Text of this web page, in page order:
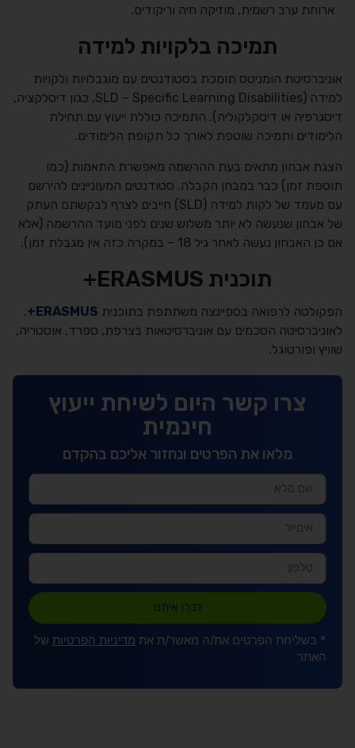
ארוחת ערב רשמית, מוזיקה חיה וריקודים.
תמיכה בלקויות למידה
אוניברסיטת הומניטס תומכת בסטודנטים עם מוגבלויות ולקויות
למידה (SLD – Specific Learning Disabilities, כגון דיסלקציה,
דיסגרפיה או דיסקלקוליה). התמיכה כוללת ייעוץ עם תחילת
הלימודים ותמיכה שוטפת לאורך כל תקופת הלימודים.
הצגת אבחון מתאים בעת ההרשמה מאפשרת התאמות (כמו
תוספת זמן) כבר במבחן הקבלה. סטודנטים המעוניינים להירשם
עם מעמד של לקות למידה (SLD) חייבים לצרף לבקשתם העתק
של אבחון שנעשה לא יותר משלוש שנים לפני מועד ההרשמה (אלא
אם כן האבחון נעשה לאחר גיל 18 – במקרה כזה אין מגבלת זמן).
תוכנית ERASMUS+
הפקולטה לרפואה בספיינצה משתתפת בתוכנית ERASMUS+
.
לאוניברסיטה הסכמים עם אוניברסיטאות בצרפת, ספרד, אוסטריה,
שוויץ ופורטוגל.
צרו קשר היום לשיחת ייעוץ
חינמית
מלאו את הפרטים ונחזור אליכם בהקדם
דברו איתנו
* בשליחת הפרטים את/ה מאשר/ת את מדיניות הפרטיות של
האתר